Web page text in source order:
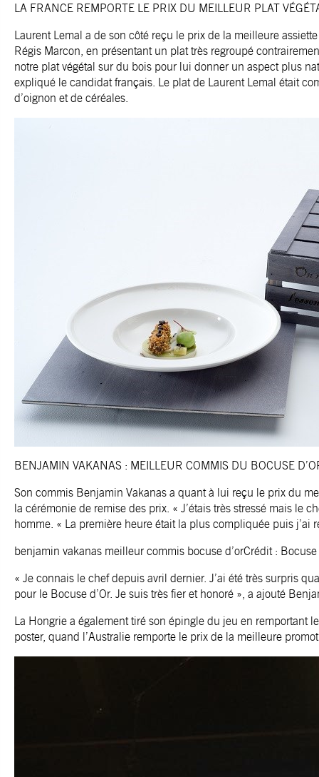
LA FRANCE REMPORTE LE PRIX DU MEILLEUR PLAT
Laurent Lemal a de son côté reçu le prix de la meilleure
Régis Marcon, en présentant un plat très regroupé
notre plat végétal sur du bois pour lui donner un aspect plus
expliqué le candidat français. Le plat de Laurent Lemal était
d’oignon et de céréales.
BENJAMIN VAKANAS : MEILLEUR COMMIS DU BOCUSE
Son commis Benjamin Vakanas a quant à lui reçu le prix du
la cérémonie de remise des prix. « J’étais très stressé mais le
homme. « La première heure était la plus compliquée puis j’ai
benjamin vakanas meilleur commis bocuse d’orCrédit : Bocuse
« Je connais le chef depuis avril dernier. J’ai été très surpris
pour le Bocuse d’Or. Je suis très fier et honoré », a ajouté
La Hongrie a également tiré son épingle du jeu en remportant
poster, quand l’Australie remporte le prix de la meilleure